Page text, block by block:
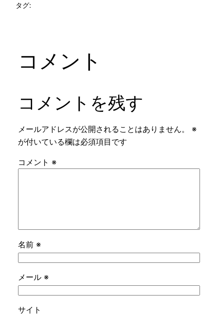
タグ:
コメント
コメントを残す
メールアドレスが公開されることはありません。
※
が付いている欄は必須項目です
コメント ※
名前 ※
メール ※
サイト